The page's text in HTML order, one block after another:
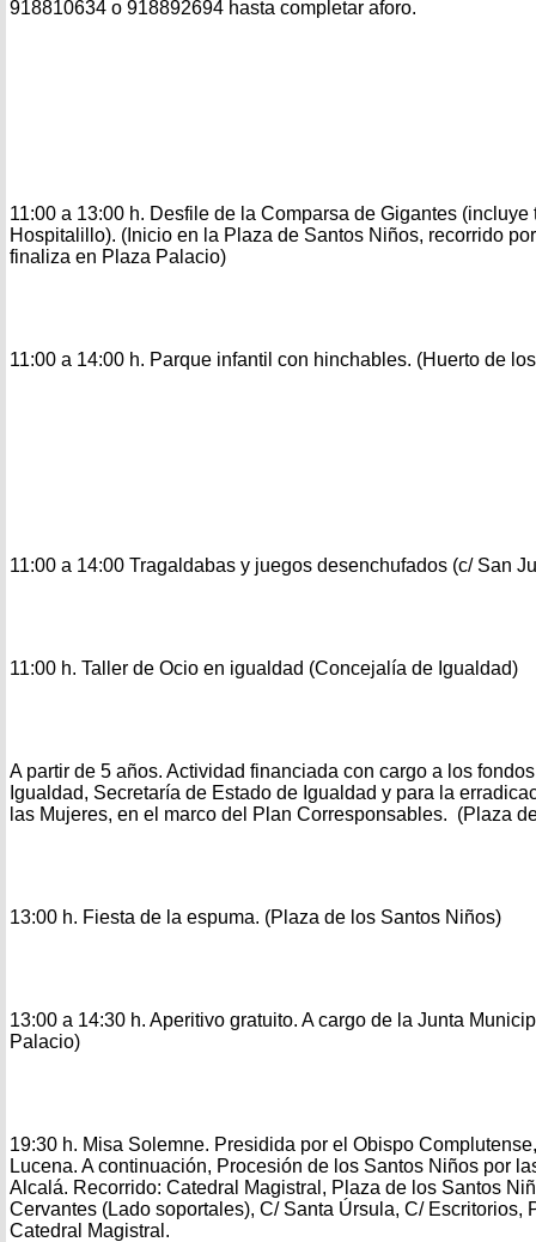
918810634 o 918892694 hasta completar aforo.
11:00 a 13:00 h. Desfile de la Comparsa de Gigantes
Hospitalillo). (Inicio en la Plaza de Santos Niños, recorrido
finaliza en Plaza Palacio)
11:00 a 14:00 h. Parque infantil con hinchables. (Huerto de
11:00 a 14:00 Tragaldabas y juegos desenchufados (c/ San
11:00 h. Taller de Ocio en igualdad (Concejalía de Igualdad)
A partir de 5 años. Actividad financiada con cargo a los
Igualdad, Secretaría de Estado de Igualdad y para la
las Mujeres, en el marco del Plan Corresponsables. (Plaza
13:00 h. Fiesta de la espuma. (Plaza de los Santos Niños)
13:00 a 14:30 h. Aperitivo gratuito. A cargo de la Junta
Palacio)
19:30 h. Misa Solemne. Presidida por el Obispo
Lucena. A continuación, Procesión de los Santos Niños por
Alcalá. Recorrido: Catedral Magistral, Plaza de los Santos
Cervantes (Lado soportales), C/ Santa Úrsula, C/ Escritorios,
Catedral Magistral.